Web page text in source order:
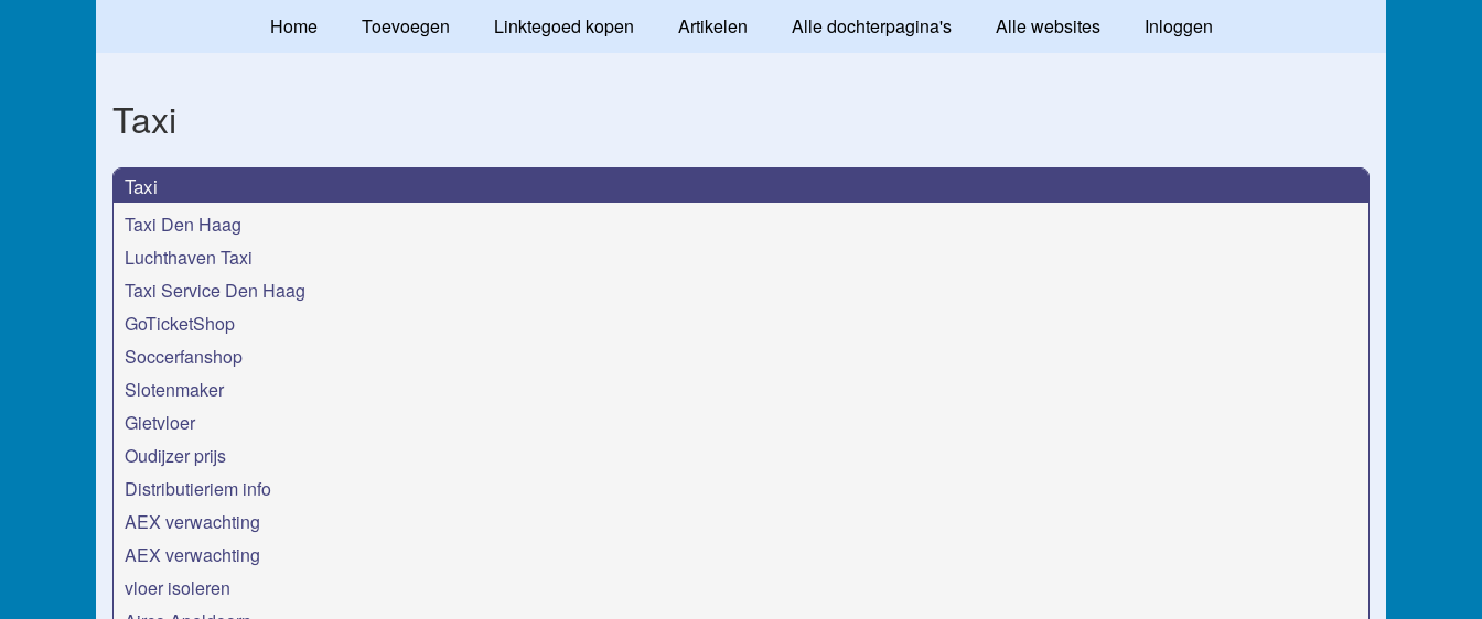
Home Toevoegen Linktegoed kopen Artikelen Alle dochterpagina's Alle websites Inloggen
Taxi
Taxi
Taxi Den Haag
Luchthaven Taxi
Taxi Service Den Haag
GoTicketShop
Soccerfanshop
Slotenmaker
Gietvloer
Oudijzer prijs
Distributieriem info
AEX verwachting
AEX verwachting
vloer isoleren